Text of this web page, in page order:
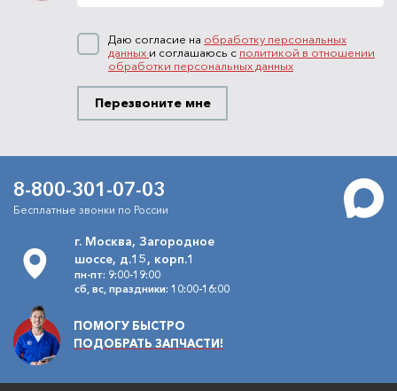
Даю согласие на обработку персональных
данных и соглашаюсь с политикой в отношении
обработки персональных данных
Перезвоните мне
8-800-301-07-03
Бесплатные звонки по России
г. Москва, Загородное
шоссе, д.15, корп.1
пн-пт: 9:00-19:00
сб, вс, праздники: 10:00-16:00
ПОМОГУ БЫСТРО
ПОДОБРАТЬ ЗАПЧАСТИ!